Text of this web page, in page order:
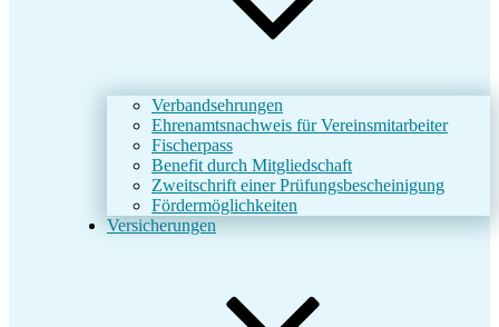
Verbandsehrungen
Ehrenamtsnachweis für Vereinsmitarbeiter
Fischerpass
Benefit durch Mitgliedschaft
Zweitschrift einer Prüfungsbescheinigung
Fördermöglichkeiten
Versicherungen